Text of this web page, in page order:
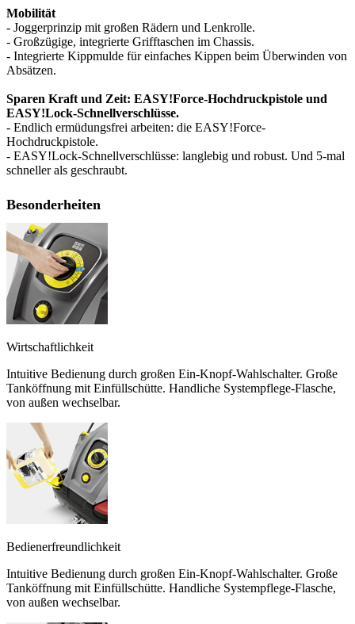
Mobilität
- Joggerprinzip mit großen Rädern und Lenkrolle.
- Großzügige, integrierte Grifftaschen im Chassis.
- Integrierte Kippmulde für einfaches Kippen beim Überwinden von
Absätzen.
Sparen Kraft und Zeit: EASY!Force-Hochdruckpistole und
EASY!Lock-Schnellverschlüsse.
- Endlich ermüdungsfrei arbeiten: die EASY!Force-
Hochdruckpistole.
- EASY!Lock-Schnellverschlüsse: langlebig und robust. Und 5-mal
schneller als geschraubt.
Besonderheiten
Wirtschaftlichkeit
Intuitive Bedienung durch großen Ein-Knopf-Wahlschalter. Große
Tanköffnung mit Einfüllschütte. Handliche Systempflege-Flasche,
von außen wechselbar.
Bedienerfreundlichkeit
Intuitive Bedienung durch großen Ein-Knopf-Wahlschalter. Große
Tanköffnung mit Einfüllschütte. Handliche Systempflege-Flasche,
von außen wechselbar.